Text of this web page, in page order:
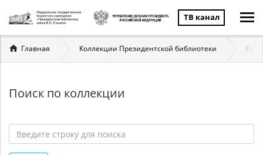
ТВ канал
Вы
здесь
Главная Коллекции Президентской библиотеки
Поиск по коллекции